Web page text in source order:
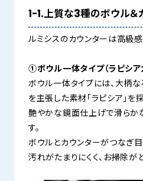
1-1.上質な3種のボウル＆
ルミシスのカウンターは高級感
①ボウル一体タイプ（ラピシア
ボウル一体タイプには、大柄
を主張した素材「ラピシア」を
艶やかな鏡面仕上げで滑らか
す。
ボウルとカウンターがつなぎ
汚れがたまりにくく、お掃除が